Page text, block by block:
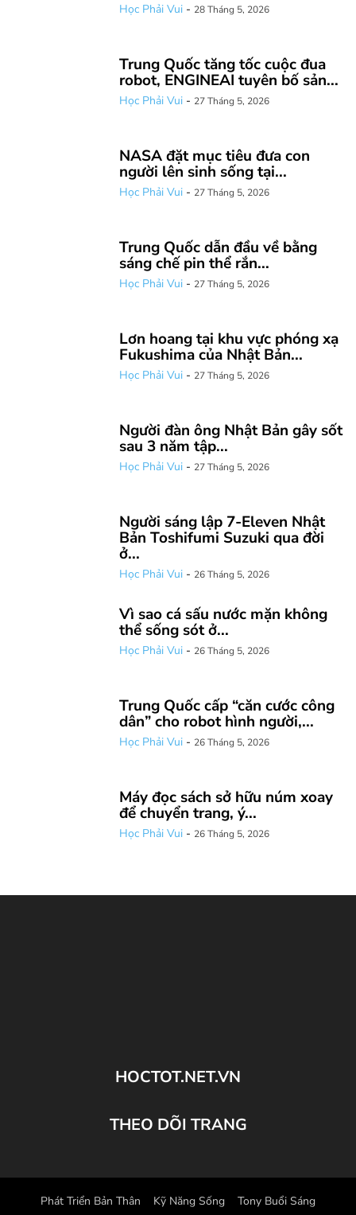
Học Phải Vui - 28 Tháng 5, 2026
Trung Quốc tăng tốc cuộc đua
robot, ENGINEAI tuyên bố sản...
Học Phải Vui - 27 Tháng 5, 2026
NASA đặt mục tiêu đưa con
người lên sinh sống tại...
Học Phải Vui - 27 Tháng 5, 2026
Trung Quốc dẫn đầu về bằng
sáng chế pin thể rắn...
Học Phải Vui - 27 Tháng 5, 2026
Lơn hoang tại khu vực phóng xạ
Fukushima của Nhật Bản...
Học Phải Vui - 27 Tháng 5, 2026
Người đàn ông Nhật Bản gây sốt
sau 3 năm tập...
Học Phải Vui - 27 Tháng 5, 2026
Người sáng lập 7-Eleven Nhật
Bản Toshifumi Suzuki qua đời
ở...
Học Phải Vui - 26 Tháng 5, 2026
Vì sao cá sấu nước mặn không
thể sống sót ở...
Học Phải Vui - 26 Tháng 5, 2026
Trung Quốc cấp “căn cước công
dân” cho robot hình người,...
Học Phải Vui - 26 Tháng 5, 2026
Máy đọc sách sở hữu núm xoay
để chuyển trang, ý...
Học Phải Vui - 26 Tháng 5, 2026
HOCTOT.NET.VN
THEO DÕI TRANG
Phát Triển Bản Thân Kỹ Năng Sống Tony Buổi Sáng